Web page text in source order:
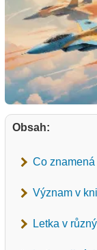
Obsah:
Co
Význam v
Letka v